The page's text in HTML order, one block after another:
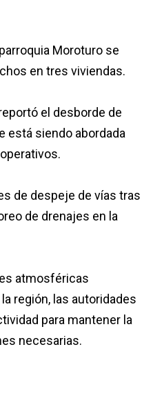
Moroturo se
en tres viviendas.
el desborde de
está siendo abordada
de despeje de vías tras
de drenajes en la
atmosféricas
región, las autoridades
para mantener la
necesarias.